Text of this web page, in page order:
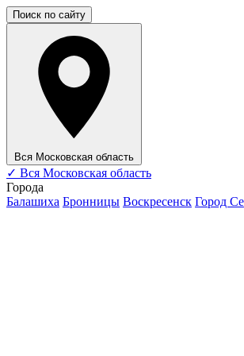
Поиск по сайту
Вся Московская область
✓ Вся Московская область
Города
Балашиха Бронницы Воскресенск Город